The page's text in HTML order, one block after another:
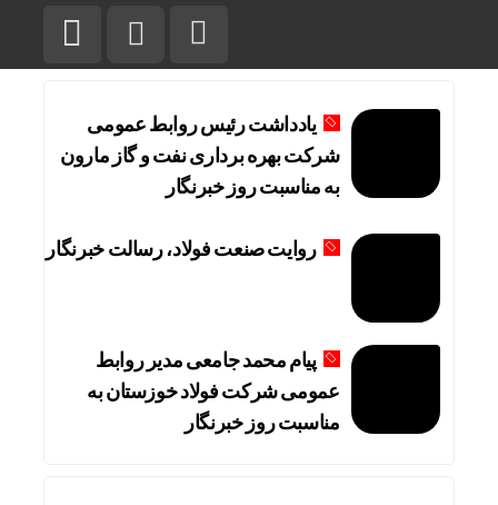
یادداشت رئیس روابط عمومی
شرکت بهره برداری نفت و گاز مارون
به مناسبت روز خبرنگار
روایت صنعت فولاد،‌ رسالت خبرنگار
پیام محمد جامعی مدیر روابط
عمومی شرکت فولاد خوزستان به
مناسبت روز خبرنگار